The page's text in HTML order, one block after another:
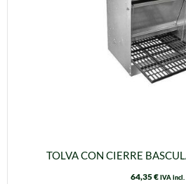
TOLVA CON CIERRE
64,35€ IVA incl.